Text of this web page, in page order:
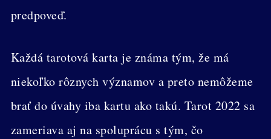
predpoveď.
Každá tarotová karta je známa tým, že má
niekoľko rôznych významov a preto nemôžeme
brať do úvahy iba kartu ako takú. Tarot 2022 sa
zameriava aj na spoluprácu s tým, čo